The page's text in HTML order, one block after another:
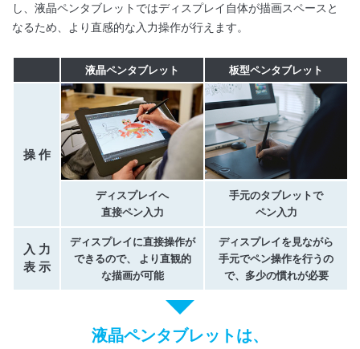
し、液晶ペンタブレットではディスプレイ自体が描画スペースと
なるため、より直感的な入力操作が行えます。
液晶ペンタブレット 板型ペンタブレット
操作
ディスプレイへ
直接ペン入力
手元のタブレットで
ペン入力
入力
表示
ディスプレイに直接操作が
できるので、
より直観的
な描画が可能
ディスプレイを見ながら
手元でペン操作を行うの
で、多少の慣れが必要
液晶ペンタブレットは、